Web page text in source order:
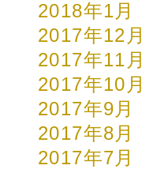
2018年1月
2017年12月
2017年11月
2017年10月
2017年9月
2017年8月
2017年7月